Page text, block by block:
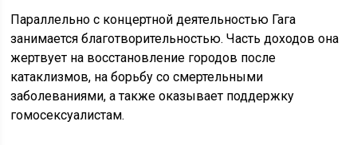
Параллельно с концертной деятельностью Гага
занимается благотворительностью. Часть доходов она
жертвует на восстановление городов после
катаклизмов, на борьбу со смертельными
заболеваниями, а также оказывает поддержку
гомосексуалистам.